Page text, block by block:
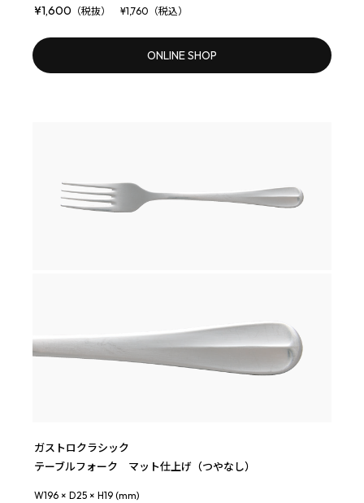
¥1,600 （税抜） ¥1,760（税込）
ONLINE SHOP
ガストロクラシック
テーブルフォーク マット仕上げ（つやなし）
W196 × D25 × H19 (mm)